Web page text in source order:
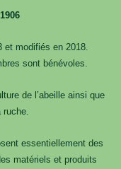
et modifiés en 2018.
sont bénévoles.
de l’abeille ainsi que
ruche.
essentiellement des
matériels et produits